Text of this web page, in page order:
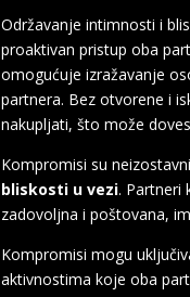
Održavanje intimnosti i
proaktivan pristup oba
omogućuje izražavanje
partnera. Bez otvorene i
nakupljati, što može
Kompromisi su
bliskosti u vezi. Partneri
zadovoljna i poštovana,
Kompromisi mogu
aktivnostima koje oba